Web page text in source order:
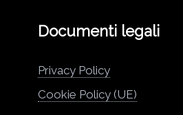
Documenti legali
Privacy Policy
Cookie Policy (UE)